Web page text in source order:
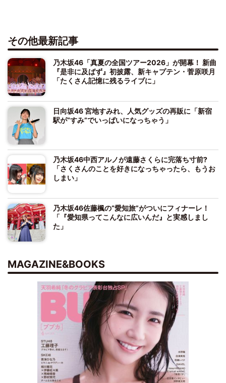
その他最新記事
乃木坂46「真夏の全国ツアー2026」が開幕！ 新曲
『是非に及ばず』初披露、新キャプテン・菅原咲月
「たくさん記憶に残るライブに」
日向坂46 宮地すみれ、人気グッズの再販に「新宿
駅が“すみ”でいっぱいになっちゃう」
乃木坂46中西アルノが遠藤さくらに完落ち寸前?
「さくさんのことを好きになっちゃったら、もうお
しまい」
乃木坂46佐藤楓の“愛知旅”がついにフィナーレ！
「『愛知県ってこんなに広いんだ』と実感しまし
た」
MAGAZINE&BOOKS